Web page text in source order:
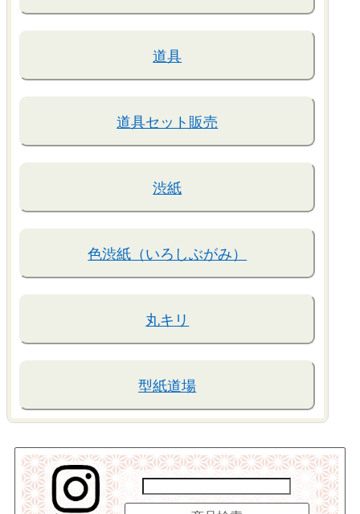
道具
道具セット販売
渋紙
色渋紙（いろしぶがみ）
丸キリ
型紙道場